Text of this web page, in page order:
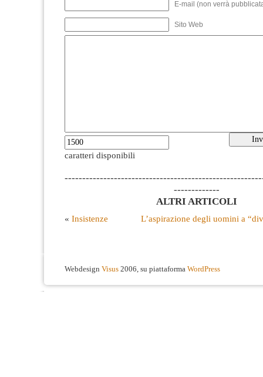
E-mail (non verrà
Sito Web
caratteri disponibili
-------------
ALTRI ARTICOLI
« Insistenze L’aspirazione degli uomini a
Webdesign Visus 2006, su piattaforma WordPress